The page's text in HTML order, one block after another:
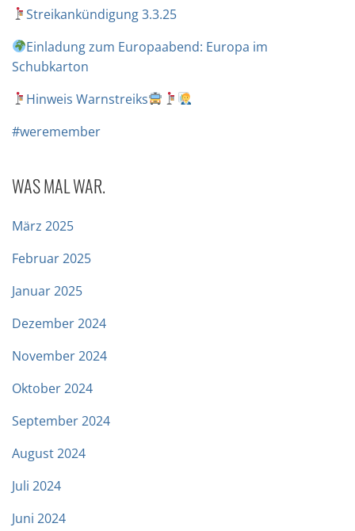
Streikankündigung 3.3.25
Einladung zum Europaabend: Europa im
Schubkarton
Hinweis Warnstreiks
#weremember
WAS MAL WAR.
März 2025
Februar 2025
Januar 2025
Dezember 2024
November 2024
Oktober 2024
September 2024
August 2024
Juli 2024
Juni 2024